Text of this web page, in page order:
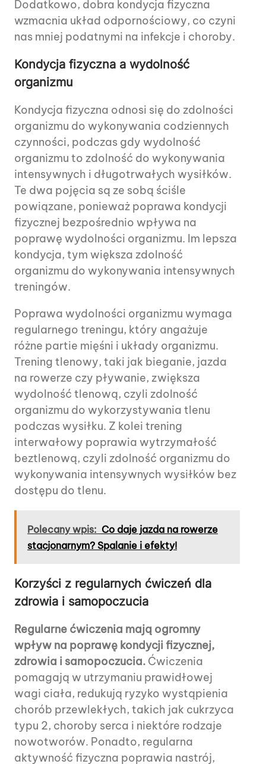
Dodatkowo, dobra kondycja fizyczna
wzmacnia układ odpornościowy, co czyni
nas mniej podatnymi na infekcje i choroby.
Kondycja fizyczna a wydolność
organizmu
Kondycja fizyczna odnosi się do zdolności
organizmu do wykonywania codziennych
czynności, podczas gdy wydolność
organizmu to zdolność do wykonywania
intensywnych i długotrwałych wysiłków.
Te dwa pojęcia są ze sobą ściśle
powiązane, ponieważ poprawa kondycji
fizycznej bezpośrednio wpływa na
poprawę wydolności organizmu. Im lepsza
kondycja, tym większa zdolność
organizmu do wykonywania intensywnych
treningów.
Poprawa wydolności organizmu wymaga
regularnego treningu, który angażuje
różne partie mięśni i układy organizmu.
Trening tlenowy, taki jak bieganie, jazda
na rowerze czy pływanie, zwiększa
wydolność tlenową, czyli zdolność
organizmu do wykorzystywania tlenu
podczas wysiłku. Z kolei trening
interwałowy poprawia wytrzymałość
beztlenową, czyli zdolność organizmu do
wykonywania intensywnych wysiłków bez
dostępu do tlenu.
Polecany wpis: Co daje jazda na rowerze
stacjonarnym? Spalanie i efekty!
Korzyści z regularnych ćwiczeń dla
zdrowia i samopoczucia
Regularne ćwiczenia mają ogromny
wpływ na poprawę kondycji fizycznej,
zdrowia i samopoczucia. Ćwiczenia
pomagają w utrzymaniu prawidłowej
wagi ciała, redukują ryzyko wystąpienia
chorób przewlekłych, takich jak cukrzyca
typu 2, choroby serca i niektóre rodzaje
nowotworów. Ponadto, regularna
aktywność fizyczna poprawia nastrój,